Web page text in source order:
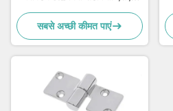
कास्टिंग
सबसे अच्छी कीमत पाएं